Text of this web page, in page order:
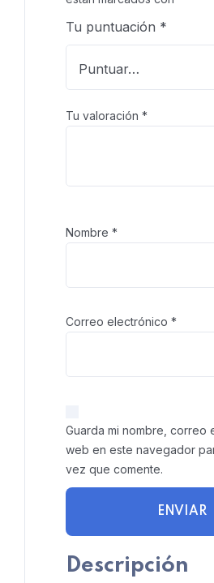
Tu puntuación *
Tu valoración *
Nombre *
Correo electrónico *
Guarda mi nombre, correo
web en este navegador
vez que comente.
Descripción